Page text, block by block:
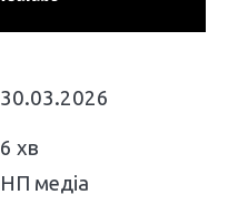
30.03.2026
6 хв
НП медіа